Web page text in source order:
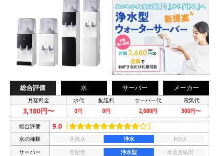
総合評価 水 サーバー メーカー
月額料金 水代 配送料 サーバー代 電気代
3,180円〜 0円 0円 2,680円 500円〜
総合評価 9.0 ［ ］
水の種類 天然水 浄水
RO水
サーバー
宅配型 浄水型
水道直結型